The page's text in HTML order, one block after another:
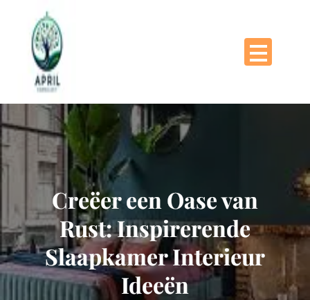
Creëer een Oase van
Rust: Inspirerende
Slaapkamer Interieur
Ideeën